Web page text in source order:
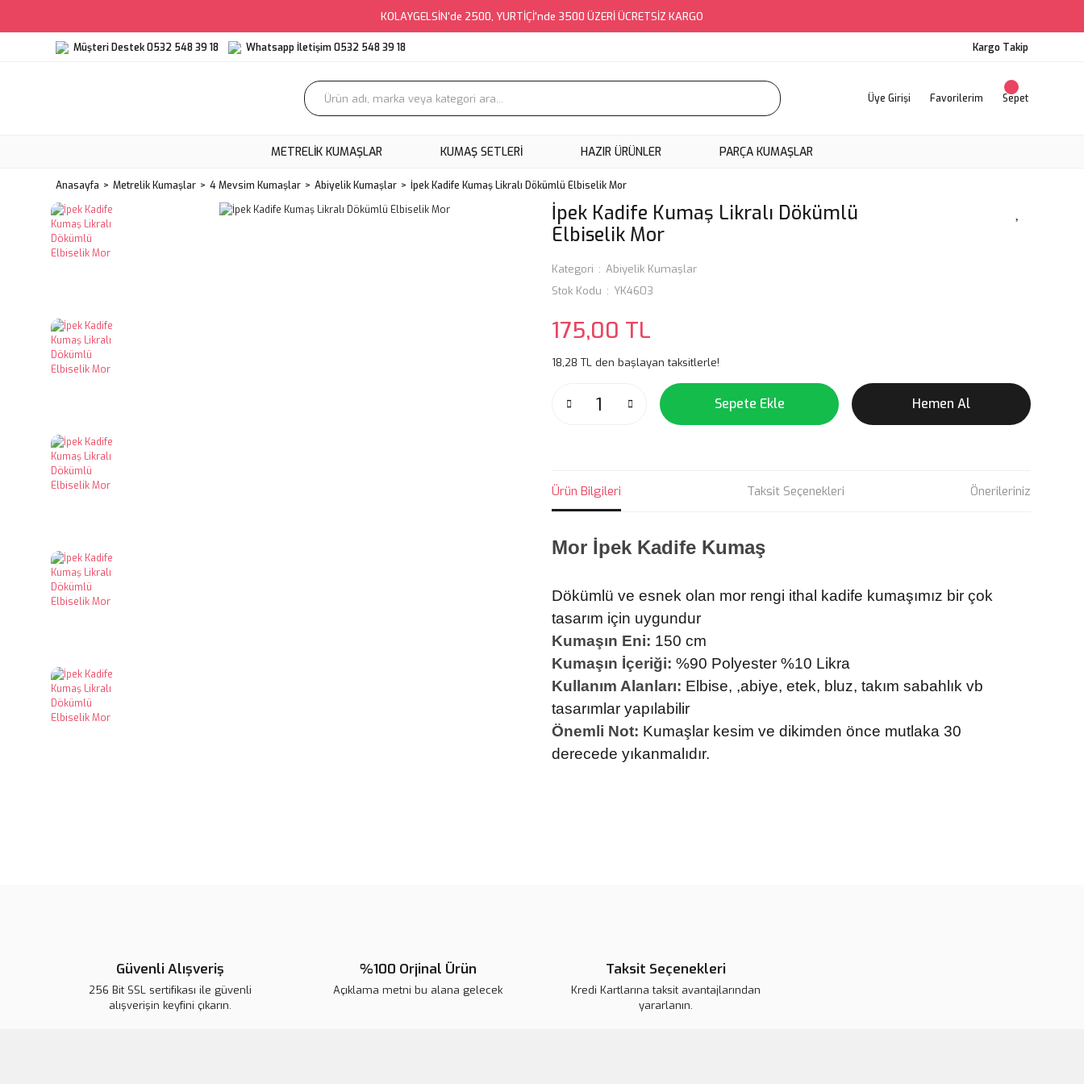
KOLAYGELSİN'de 2500, YURTİÇİ'nde 3500 ÜZERİ ÜCRETSİZ KARGO
Müşteri Destek 0532 548 39 18 Whatsapp İletişim 0532 548 39 18 Kargo Takip
Üye Girişi Favorilerim Sepet
METRELIK KUMAŞLAR KUMAŞ SETLERI HAZIR ÜRÜNLER PARÇA KUMAŞLAR
Anasayfa Metrelik Kumaşlar 4 Mevsim Kumaşlar Abiyelik Kumaşlar İpek Kadife Kumaş Likralı Dökümlü Elbiselik Mor
İpek Kadife Kumaş Likralı Dökümlü
Elbiselik Mor
Kategori
Abiyelik Kumaşlar
Stok Kodu
YK4603
175,00 TL
18,28 TL den başlayan taksitlerle!
Sepete Ekle Hemen Al
Ürün Bilgileri Taksit Seçenekleri Önerileriniz
Mor İpek Kadife Kumaş
Dökümlü ve esnek olan mor rengi ithal kadife kumaşımız bir çok
tasarım için uygundur
Kumaşın Eni: 150 cm
Kumaşın İçeriği: %90 Polyester %10 Likra
Kullanım Alanları: Elbise, ,abiye, etek, bluz, takım sabahlık vb
tasarımlar yapılabilir
Önemli Not: Kumaşlar kesim ve dikimden önce mutlaka 30
derecede yıkanmalıdır.
Bu ürüne benzer farklı alternatifler olmalı.
Güvenli Alışveriş
256 Bit SSL sertifikası ile güvenli
alışverişin keyfini çıkarın.
%100 Orjinal Ürün
Açıklama metni bu alana gelecek
Taksit Seçenekleri
Kredi Kartlarına taksit avantajlarından
yararlanın.